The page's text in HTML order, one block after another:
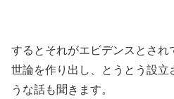
するとそれがエビデンスとされ
世論を作り出し、とうとう設立
うな話も聞きます。